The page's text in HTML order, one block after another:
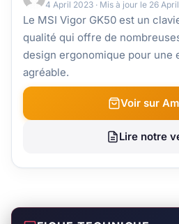
4 April 2023 · Mis à jour le 26
Le MSI Vigor GK50 est un
qualité qui offre de
design ergonomique pour une
agréable.
Voir sur
Lire notre